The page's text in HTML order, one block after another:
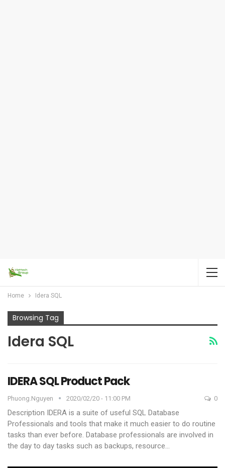
Home Idera SQL
Browsing Tag
Idera SQL
IDERA SQL Product Pack
Phuong.nguyen 2020/02/20 - 11:00 PM 0
Description IDERA is a suite of useful SQL Database
Professionals and tools that make it much easier to do routine
tasks than ever before. Database professionals are involved in
the day to day tasks such as backups, resource…